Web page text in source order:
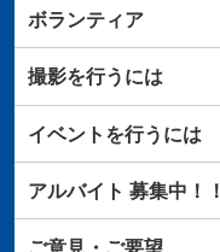
ボランティア
撮影を行うには
イベントを行うには
アルバイト 募集中！！